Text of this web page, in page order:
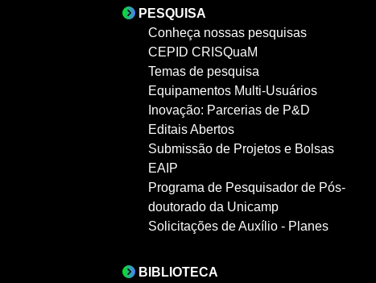
PESQUISA
Conheça nossas pesquisas
CEPID CRISQuaM
Temas de pesquisa
Equipamentos Multi-Usuários
Inovação: Parcerias de P&D
Editais Abertos
Submissão de Projetos e Bolsas
EAIP
Programa de Pesquisador de Pós-
doutorado da Unicamp
Solicitações de Auxílio - Planes
BIBLIOTECA